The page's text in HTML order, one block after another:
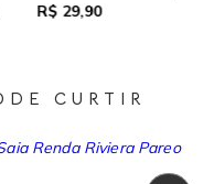
R$ 111,93
CURTIR